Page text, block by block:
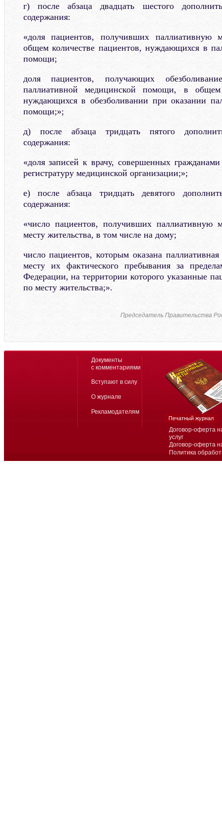
г) после абзаца двадцать шестого
содержания:
«доля пациентов, получивших
общем количестве пациентов, нуждающихся в
помощи;
доля пациентов, получающих
паллиативной медицинской помощи, в общем
нуждающихся в обезболивании при оказании
помощи;»;
д) после абзаца тридцать пятого
содержания:
«доля записей к врачу, совершенных
регистратуру медицинской организации;»;
е) после абзаца тридцать девятого
содержания:
«число пациентов, получивших
месту жительства, в том числе на дому;
число пациентов, которым оказана
месту их фактического пребывания за
Федерации, на территории которого указанные
по месту жительства;».
Председатель Правительства
Договор-оферта
услуг
Договор-оферта
Политика
Документы
с комментариями
Вступают в силу
О журнале
Рекламодателям
Печатный журнал